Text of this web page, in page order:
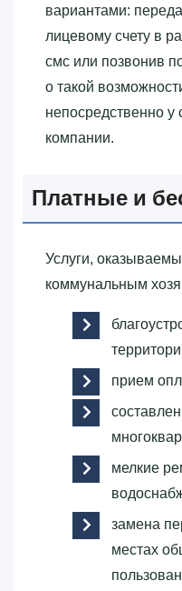
вариантами:
лицевому счету в
смс или позвонив
о такой
непосредственно
компании.
Платные и
Услуги,
коммунальным
прием
мелкие
замена
местах